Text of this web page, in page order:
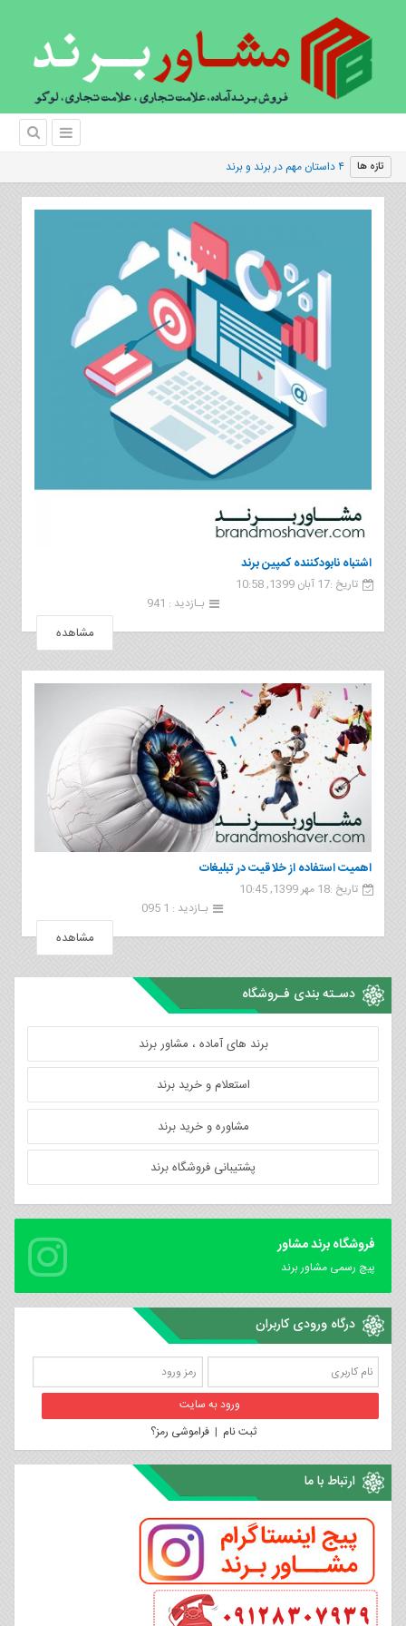
تازه ها ۴ داستان مهم در برند و برند سازی
اشتباه نابودکننده کمپین برند
تاریخ :17 آبان 1399, 10:58
بـازدید : 941
مشاهده
اهمیت استفاده از خلاقیت در تبلیغات
تاریخ :18 مهر 1399, 10:45
بـازدید : 1 095
مشاهده
دسـته بندی فـروشگاه
برند های آماده ، مشاور برند
استعلام و خرید برند
مشاوره و خرید برند
پشتیبانی فروشگاه برند
فروشگاه برند مشاور
پیچ رسمی مشاور برند
درگاه ورودی کاربران
ثبت نام |فراموشی رمز؟
ارتباط با ما